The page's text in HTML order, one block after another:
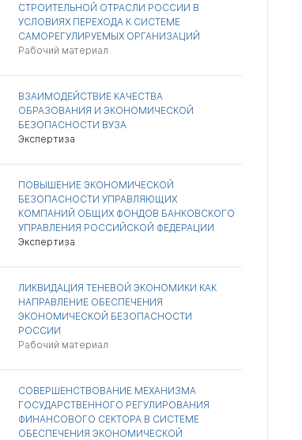
СТРОИТЕЛЬНОЙ ОТРАСЛИ РОССИИ В
УСЛОВИЯХ ПЕРЕХОДА К СИСТЕМЕ
САМОРЕГУЛИРУЕМЫХ ОРГАНИЗАЦИЙ
Рабочий материал
ВЗАИМОДЕЙСТВИЕ КАЧЕСТВА
ОБРАЗОВАНИЯ И ЭКОНОМИЧЕСКОЙ
БЕЗОПАСНОСТИ ВУЗА
Экспертиза
ПОВЫШЕНИЕ ЭКОНОМИЧЕСКОЙ
БЕЗОПАСНОСТИ УПРАВЛЯЮЩИХ
КОМПАНИЙ ОБЩИХ ФОНДОВ БАНКОВСКОГО
УПРАВЛЕНИЯ РОССИЙСКОЙ ФЕДЕРАЦИИ
Экспертиза
ЛИКВИДАЦИЯ ТЕНЕВОЙ ЭКОНОМИКИ КАК
НАПРАВЛЕНИЕ ОБЕСПЕЧЕНИЯ
ЭКОНОМИЧЕСКОЙ БЕЗОПАСНОСТИ
РОССИИ
Рабочий материал
СОВЕРШЕНСТВОВАНИЕ МЕХАНИЗМА
ГОСУДАРСТВЕННОГО РЕГУЛИРОВАНИЯ
ФИНАНСОВОГО СЕКТОРА В СИСТЕМЕ
ОБЕСПЕЧЕНИЯ ЭКОНОМИЧЕСКОЙ